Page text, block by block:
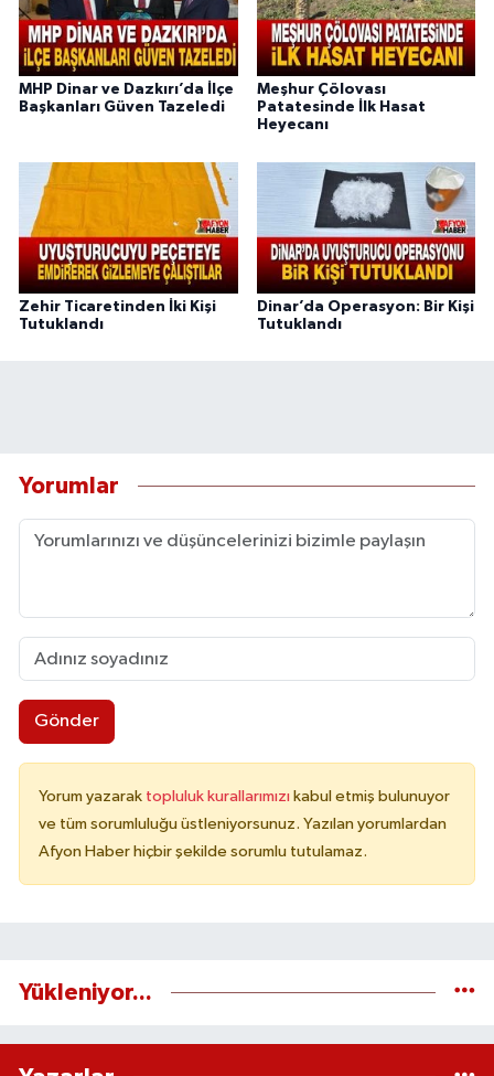
MHP Dinar ve Dazkırı’da İlçe
Başkanları Güven Tazeledi
Meşhur Çölovası
Patatesinde İlk Hasat
Heyecanı
Zehir Ticaretinden İki Kişi
Tutuklandı
Dinar’da Operasyon: Bir Kişi
Tutuklandı
Yorumlar
Gönder
Yorum yazarak topluluk kurallarımızı kabul etmiş bulunuyor
ve tüm sorumluluğu üstleniyorsunuz. Yazılan yorumlardan
Afyon Haber hiçbir şekilde sorumlu tutulamaz.
Yükleniyor...